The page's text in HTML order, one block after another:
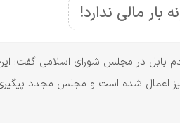
مالی ندارد!
مردم بابل در مجلس شورای اسلامی گفت:
اعمال شده است و مجلس مجدد